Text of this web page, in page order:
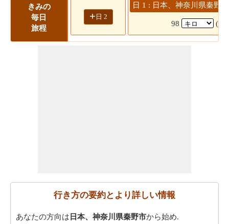
きみの
毎日
旅程
+ 日 2
日 1 : 日本、神奈川県秦野
98 (1
行き方の要約とより詳しい情報
あなたの方向は 日本、神奈川県秦野市から始め.